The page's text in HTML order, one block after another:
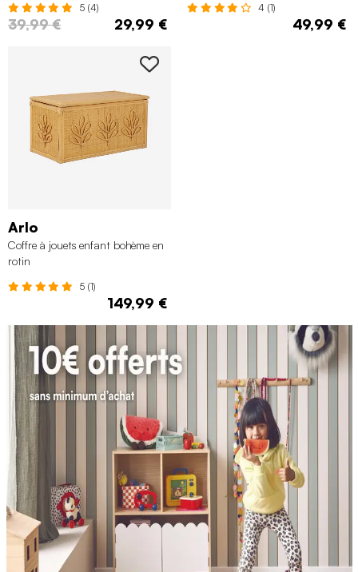
5 (4)
39,99 € 29,99 €
4 (1)
49,99 €
Arlo
Coffre à jouets enfant bohème en
rotin
5 (1)
149,99 €